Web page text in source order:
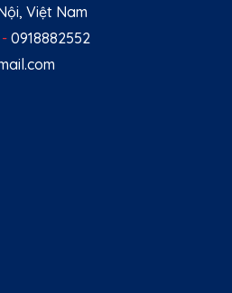
Việt Nam
- 0918882552